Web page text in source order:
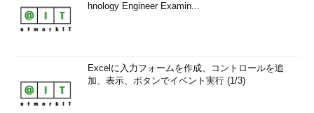
hnology Engineer Examin...
Excelに入力フォームを作成、コントロールを追
加、表示、ボタンでイベント実行 (1/3)